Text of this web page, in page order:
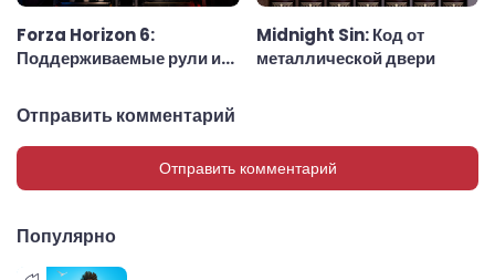
Forza Horizon 6:
Поддерживаемые рули и
Midnight Sin: Код от
металлической двери
Отправить комментарий
Отправить комментарий
Популярно